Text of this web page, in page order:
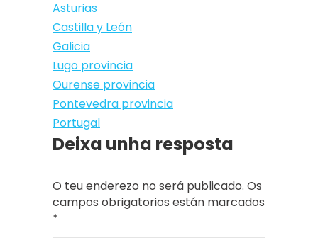
Asturias
Castilla y León
Galicia
Lugo provincia
Ourense provincia
Pontevedra provincia
Portugal
Deixa unha resposta
O teu enderezo no será publicado. Os
campos obrigatorios están marcados
*